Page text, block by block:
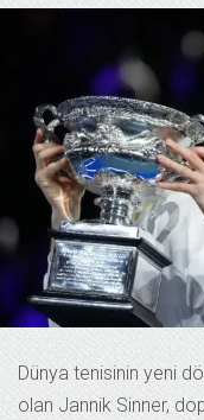
Dünya tenisinin yeni
olan Jannik Sinner,